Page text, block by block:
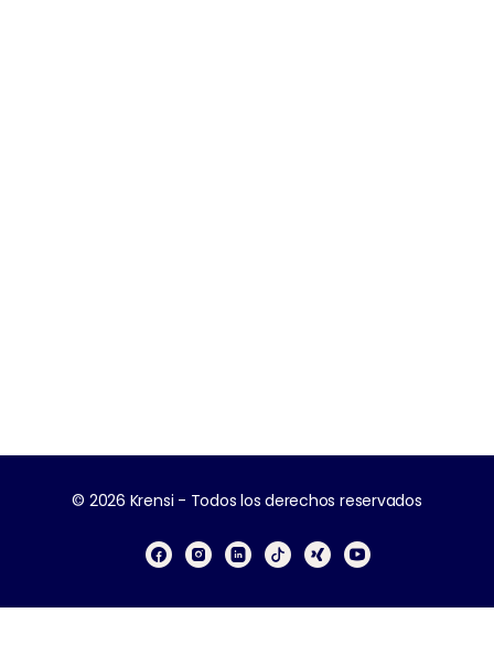
© 2026 Krensi - Todos los derechos reservados